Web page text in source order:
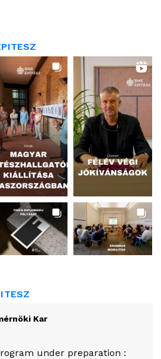
Kar
under preparation :